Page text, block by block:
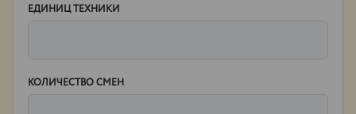
ЕДИНИЦ ТЕХНИКИ
КОЛИЧЕСТВО СМЕН